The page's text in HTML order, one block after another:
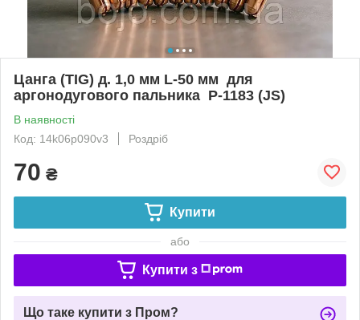
Цанга (TIG) д. 1,0 мм L-50 мм для
аргонодугового пальника P-1183 (JS)
В наявності
Код: 14k06p090v3
Роздріб
70 ₴
Купити
або
Купити з
Що таке купити з Пром?